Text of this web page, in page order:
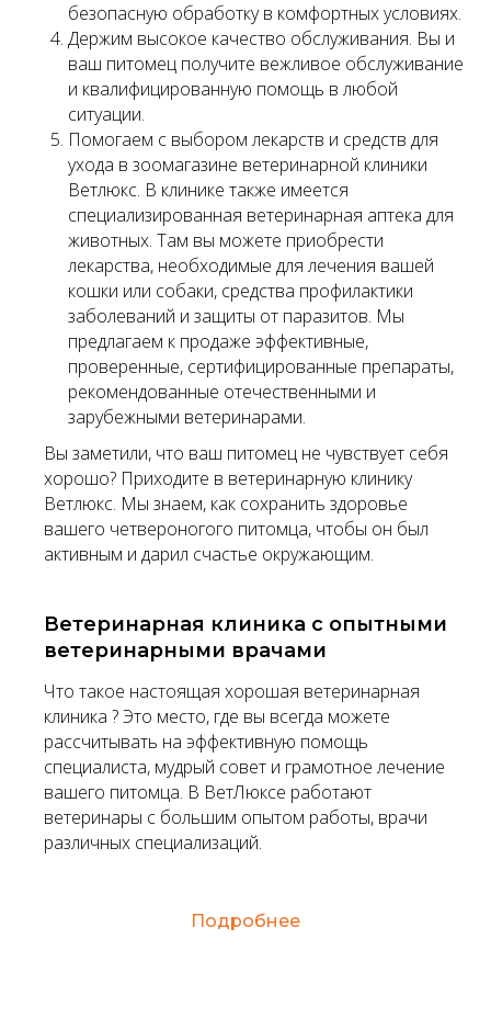
безопасную обработку в комфортных условиях.
Держим высокое качество обслуживания. Вы и
ваш питомец получите вежливое обслуживание
и квалифицированную помощь в любой
ситуации.
Помогаем с выбором лекарств и средств для
ухода в зоомагазине ветеринарной клиники
Ветлюкс. В клинике также имеется
специализированная ветеринарная аптека для
животных. Там вы можете приобрести
лекарства, необходимые для лечения вашей
кошки или собаки, средства профилактики
заболеваний и защиты от паразитов. Мы
предлагаем к продаже эффективные,
проверенные, сертифицированные препараты,
рекомендованные отечественными и
зарубежными ветеринарами.
Вы заметили, что ваш питомец не чувствует себя
хорошо? Приходите в ветеринарную клинику
Ветлюкс. Мы знаем, как сохранить здоровье
вашего четвероногого питомца, чтобы он был
активным и дарил счастье окружающим.
Ветеринарная клиника с опытными
ветеринарными врачами
Что такое настоящая хорошая ветеринарная
клиника ? Это место, где вы всегда можете
рассчитывать на эффективную помощь
специалиста, мудрый совет и грамотное лечение
вашего питомца. В ВетЛюксе работают
ветеринары с большим опытом работы, врачи
различных специализаций.
В ветеринарной клинике
Подробнее